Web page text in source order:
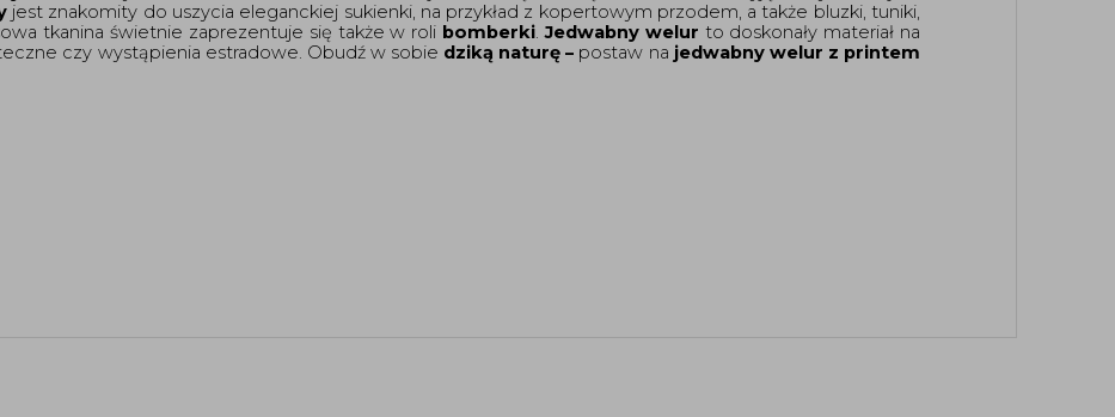
jest znakomity do uszycia eleganckiej sukienki, na przykład z kopertowym przodem, a także bluzki, tuniki,
tkanina świetnie zaprezentuje się także w roli bomberki. Jedwabny welur to doskonały materiał na
czy wystąpienia estradowe. Obudź w sobie dziką naturę – postaw na jedwabny welur z printem